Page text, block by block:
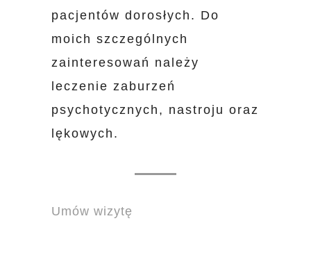
pacjentów dorosłych. Do
moich szczególnych
zainteresowań należy
leczenie zaburzeń
psychotycznych, nastroju oraz
lękowych.
Umów wizytę